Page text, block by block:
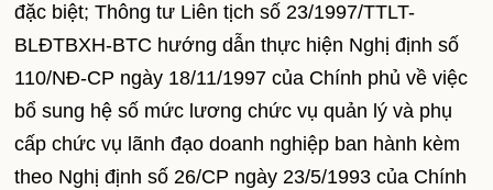
đặc biệt; Thông tư Liên tịch số 23/1997/TTLT-
BLĐTBXH-BTC hướng dẫn thực hiện Nghị định số
110/NĐ-CP ngày 18/11/1997 của Chính phủ về việc
bổ sung hệ số mức lương chức vụ quản lý và phụ
cấp chức vụ lãnh đạo doanh nghiệp ban hành kèm
theo Nghị định số 26/CP ngày 23/5/1993 của Chính